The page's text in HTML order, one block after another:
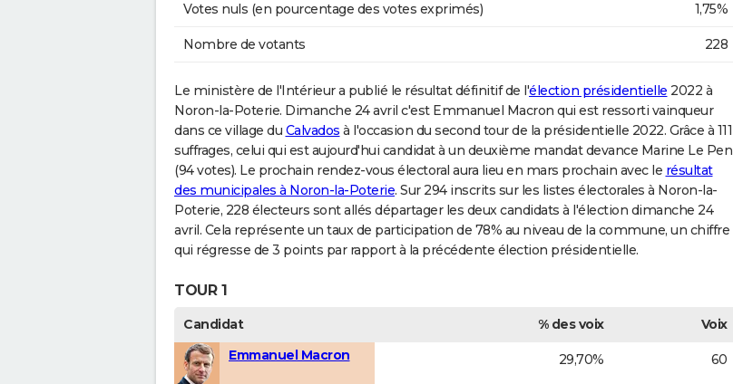
Votes nuls (en pourcentage des votes exprimés) 1,75%
Nombre de votants 228
Le ministère de l'Intérieur a publié le résultat définitif de l'élection présidentielle 2022 à
Noron-la-Poterie. Dimanche 24 avril c'est Emmanuel Macron qui est ressorti vainqueur
dans ce village du Calvados à l'occasion du second tour de la présidentielle 2022. Grâce à 111
suffrages, celui qui est aujourd'hui candidat à un deuxième mandat devance Marine Le Pen
(94 votes). Le prochain rendez-vous électoral aura lieu en mars prochain avec le résultat
des municipales à Noron-la-Poterie. Sur 294 inscrits sur les listes électorales à Noron-la-
Poterie, 228 électeurs sont allés départager les deux candidats à l'élection dimanche 24
avril. Cela représente un taux de participation de 78% au niveau de la commune, un chiffre
qui régresse de 3 points par rapport à la précédente élection présidentielle.
TOUR 1
Candidat % des voix
Voix
Emmanuel Macron
29,70% 60